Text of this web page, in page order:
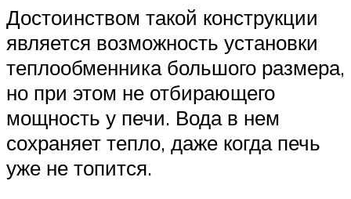
Достоинством такой конструкции
является возможность установки
теплообменника большого размера,
но при этом не отбирающего
мощность у печи. Вода в нем
сохраняет тепло, даже когда печь
уже не топится.